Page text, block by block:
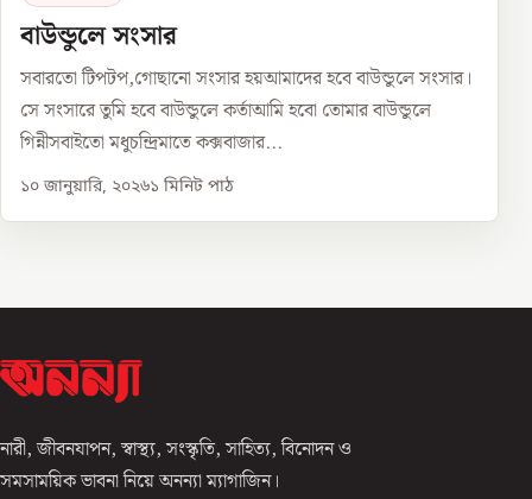
বাউন্ডুলে সংসার
সবারতো টিপটপ,গোছানো সংসার হয়আমাদের হবে বাউন্ডুলে সংসার।
সে সংসারে তুমি হবে বাউন্ডুলে কর্তাআমি হবো তোমার বাউন্ডুলে
গিন্নীসবাইতো মধুচন্দ্রিমাতে কক্সবাজার...
১০ জানুয়ারি, ২০২৬১ মিনিট পাঠ
নারী, জীবনযাপন, স্বাস্থ্য, সংস্কৃতি, সাহিত্য, বিনোদন ও
সমসাময়িক ভাবনা নিয়ে অনন্যা ম্যাগাজিন।